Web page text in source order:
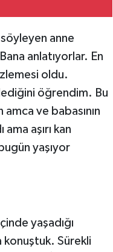
anne
anlatıyorlar. En
oldu.
öğrendim. Bu
ve babasının
aşırı kan
yaşıyor
yaşadığı
konuştuk. Sürekli